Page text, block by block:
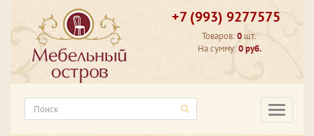
+7 (993) 9277575
Товаров:0 шт.
На сумму:0 руб.